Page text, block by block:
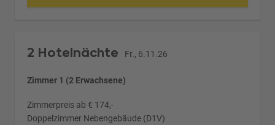
2 Hotelnächte Fr., 6.11.26
Zimmer 1 (2 Erwachsene)
Zimmerpreis ab € 174,-
Doppelzimmer Nebengebäude (D1V)